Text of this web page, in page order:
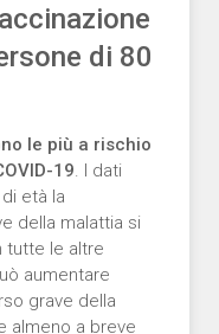
di 80
le più a rischio
19. I dati
età la
della malattia si
tutte le altre
aumentare
grave della
almeno a breve